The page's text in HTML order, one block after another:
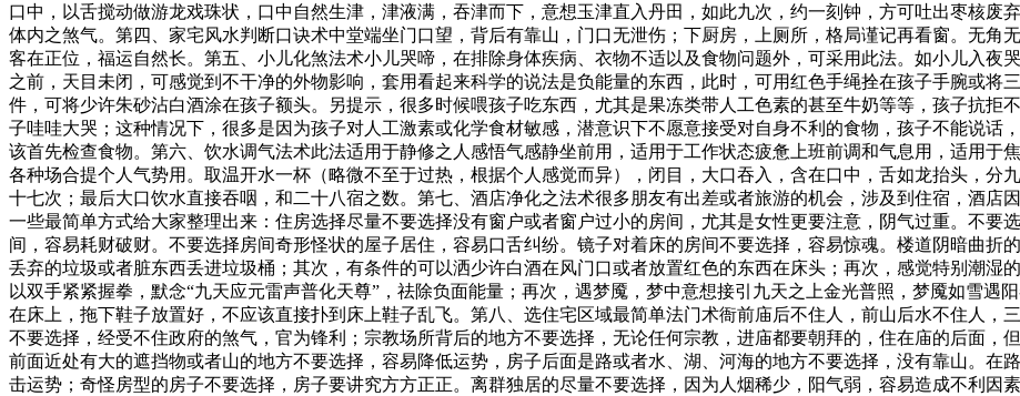
口中，以舌搅动做游龙戏珠状，口中自然生津，津液满，吞津而下，意想玉津直入丹田，如此九次，约一刻钟，方可吐出枣核废
体内之煞气。第四、家宅风水判断口诀术中堂端坐门口望，背后有靠山，门口无泄伤；下厨房，上厕所，格局谨记再看窗。无角
客在正位，福运自然长。第五、小儿化煞法术小儿哭啼，在排除身体疾病、衣物不适以及食物问题外，可采用此法。如小儿入夜
之前，天目未闭，可感觉到不干净的外物影响，套用看起来科学的说法是负能量的东西，此时，可用红色手绳拴在孩子手腕或将
件，可将少许朱砂沾白酒涂在孩子额头。另提示，很多时候喂孩子吃东西，尤其是果冻类带人工色素的甚至牛奶等等，孩子抗拒
子哇哇大哭；这种情况下，很多是因为孩子对人工激素或化学食材敏感，潜意识下不愿意接受对自身不利的食物，孩子不能说话
该首先检查食物。第六、饮水调气法术此法适用于静修之人感悟气感静坐前用，适用于工作状态疲惫上班前调和气息用，适用于
各种场合提个人气势用。取温开水一杯（略微不至于过热，根据个人感觉而异），闭目，大口吞入，含在口中，舌如龙抬头，分
十七次；最后大口饮水直接吞咽，和二十八宿之数。第七、酒店净化之法术很多朋友有出差或者旅游的机会，涉及到住宿，酒店
一些最简单方式给大家整理出来：住房选择尽量不要选择没有窗户或者窗户过小的房间，尤其是女性更要注意，阴气过重。不要
间，容易耗财破财。不要选择房间奇形怪状的屋子居住，容易口舌纠纷。镜子对着床的房间不要选择，容易惊魂。楼道阴暗曲折
丢弃的垃圾或者脏东西丢进垃圾桶；其次，有条件的可以洒少许白酒在风门口或者放置红色的东西在床头；再次，感觉特别潮湿
以双手紧紧握拳，默念“九天应元雷声普化天尊”，祛除负面能量；再次，遇梦魇，梦中意想接引九天之上金光普照，梦魇如雪遇
在床上，拖下鞋子放置好，不应该直接扑到床上鞋子乱飞。第八、选住宅区域最简单法门术衙前庙后不住人，前山后水不住人，
不要选择，经受不住政府的煞气，官为锋利；宗教场所背后的地方不要选择，无论任何宗教，进庙都要朝拜的，住在庙的后面，
前面近处有大的遮挡物或者山的地方不要选择，容易降低运势，房子后面是路或者水、湖、河海的地方不要选择，没有靠山。在
击运势；奇怪房型的房子不要选择，房子要讲究方方正正。离群独居的尽量不要选择，因为人烟稀少，阳气弱，容易造成不利因